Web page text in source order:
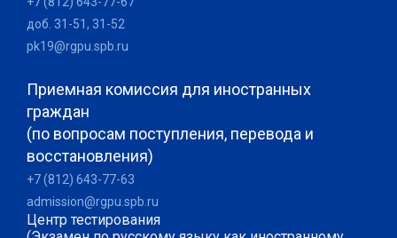
доб. 31-51, 31-52
pk19@rgpu.spb.ru
Приемная комиссия для иностранных
граждан
(по вопросам поступления, перевода и
восстановления)
+7 (812) 643-77-63
admission@rgpu.spb.ru
Центр тестирования